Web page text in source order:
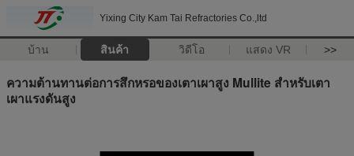
Yixing City Kam Tai Refractories Co.,ltd
บ้าน สินค้า วิดีโอ แสดง VR >>
ความต้านทานต่อการสึกหรอของเตาเผาสูง Mullite สำหรับเตา
เผาแรงดันสูง